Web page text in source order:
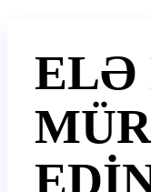
ELƏ